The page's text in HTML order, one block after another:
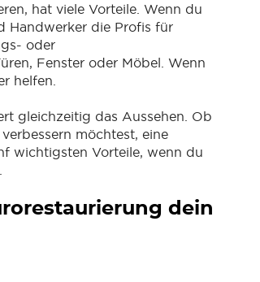
hat viele Vorteile. Wenn du
Handwerker die Profis für
oder
Fenster oder Möbel. Wenn
helfen.
gleichzeitig das Aussehen. Ob
möchtest, eine
wichtigsten Vorteile, wenn du
dein